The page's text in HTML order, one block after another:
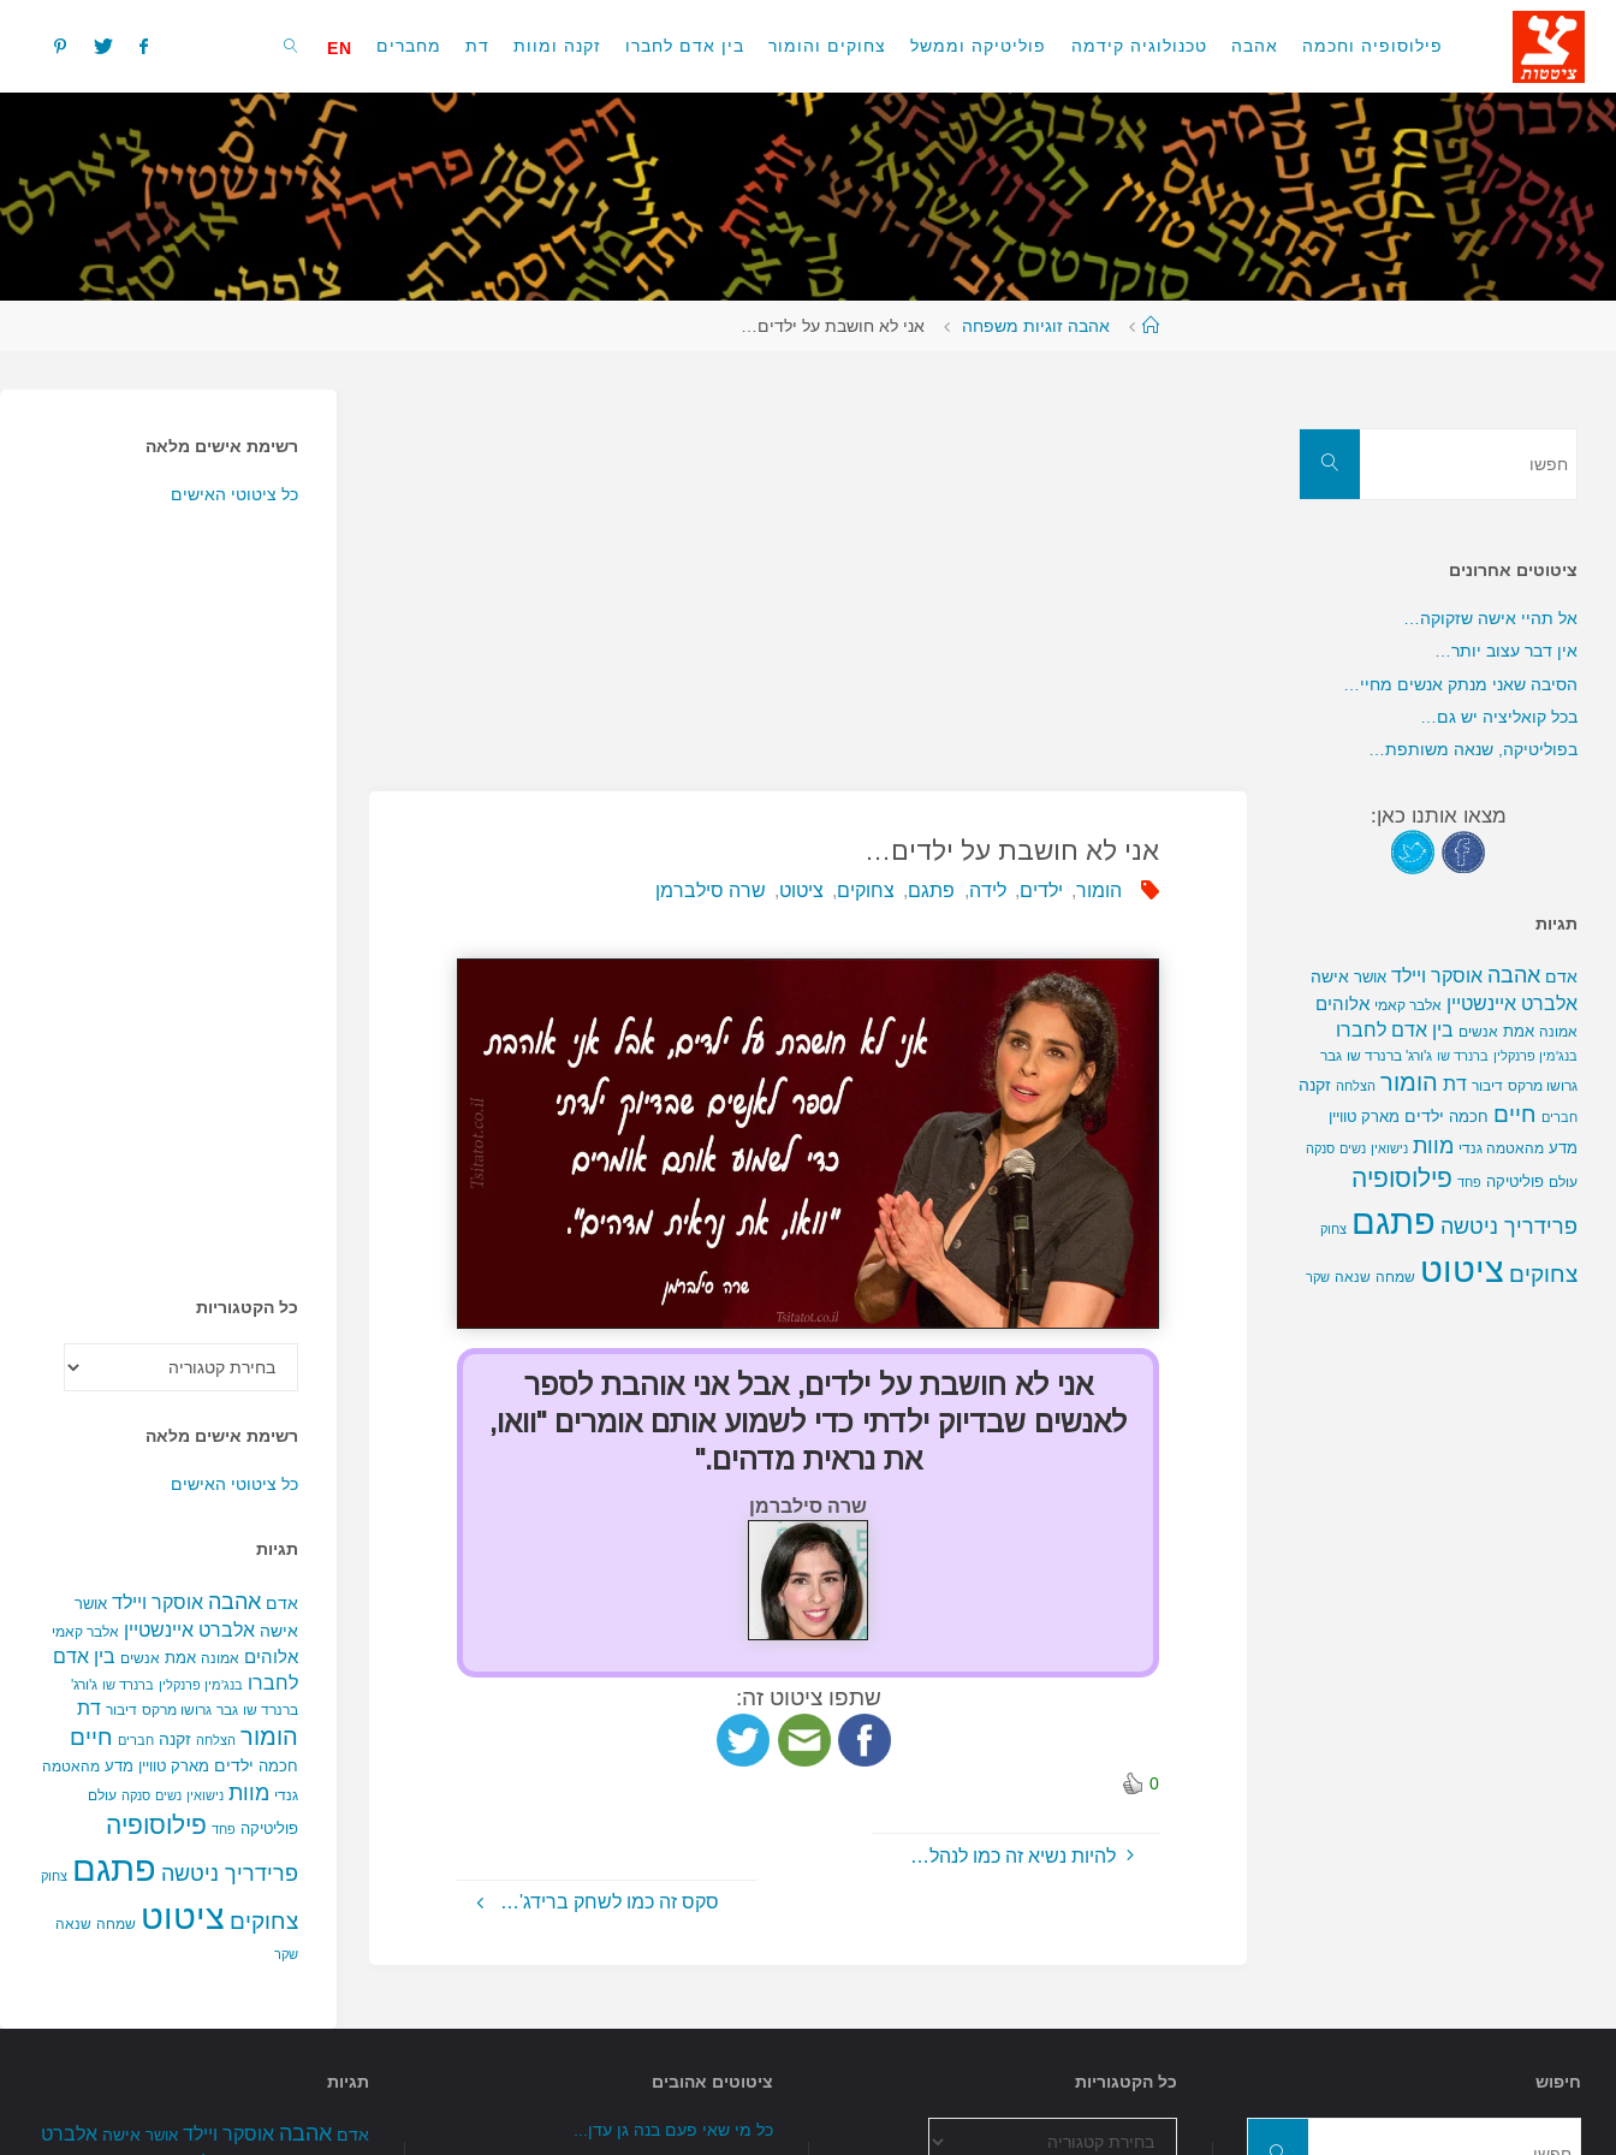
דלגו
פילוסופיה וחכמה אהבה טכנולוגיה קידמה פוליטיקה וממשל צחוקים והומור בין אדם לחברו זקנה ומוות דת מחברים EN
עמודאהבה זוגיות משפחה אני לא חושבת על ילדים…
אני לא חושבת על ילדים…
הומור, ילדים, לידה, פתגם, צחוקים, ציטוט, שרה סילברמן
אני לא חושבת על ילדים, אבל אני אוהבת לספר
לאנשים שבדיוק ילדתי כדי לשמוע אותם אומרים "וואו,
את נראית מדהים."
שרה סילברמן
שתפו ציטוט זה:
0
להיות נשיא זה כמו לנהל…
סקס זה כמו לשחק ברידג'…
רשימת אישים מלאה
כל ציטוטי האישים
כל הקטגוריות
הקטגוריות
רשימת אישים מלאה
כל ציטוטי האישים
תגיות
אדם אהבה אוסקר ויילד אושר
אישה אלברט איינשטיין אלבר קאמי
אלוהים אמונה אמת אנשים בין אדם
לחברו בנג'מין פרנקלין ברנרד שו ג'ורג'
ברנרד שו גבר גרושו מרקס דיבור דת
הומור הצלחה זקנה חברים חיים
חכמה ילדים מארק טוויין מדע מהאטמה
גנדי מוות נישואין נשים סנקה עולם
פוליטיקה פחד פילוסופיה
פרידריך ניטשה פתגם צחוק
צחוקים ציטוט שמחה שנאה
שקר
חפשו
ציטוטים אחרונים
אל תהיי אישה שזקוקה…
אין דבר עצוב יותר…
הסיבה שאני מנתק אנשים מחיי…
בכל קואליציה יש גם…
בפוליטיקה, שנאה משותפת…
מצאו אותנו כאן:
תגיות
אדם אהבה אוסקר ויילד אושר אישה
אלברט איינשטיין אלבר קאמי אלוהים
אמונה אמת אנשים בין אדם לחברו
בנג'מין פרנקלין ברנרד שו ג'ורג' ברנרד שו גבר
גרושו מרקס דיבור דת הומור הצלחה זקנה
חברים חיים חכמה ילדים מארק טוויין
מדע מהאטמה גנדי מוות נישואין נשים סנקה
עולם פוליטיקה פחד פילוסופיה
פרידריך ניטשה פתגם צחוק
צחוקים ציטוט שמחה שנאה שקר
חיפוש כל הקטגוריות ציטוטים אהובים
כל מי שאי פעם בנה גן עדן...
תגיות
אדם אהבה אוסקר ויילד אושר אישה אלברט